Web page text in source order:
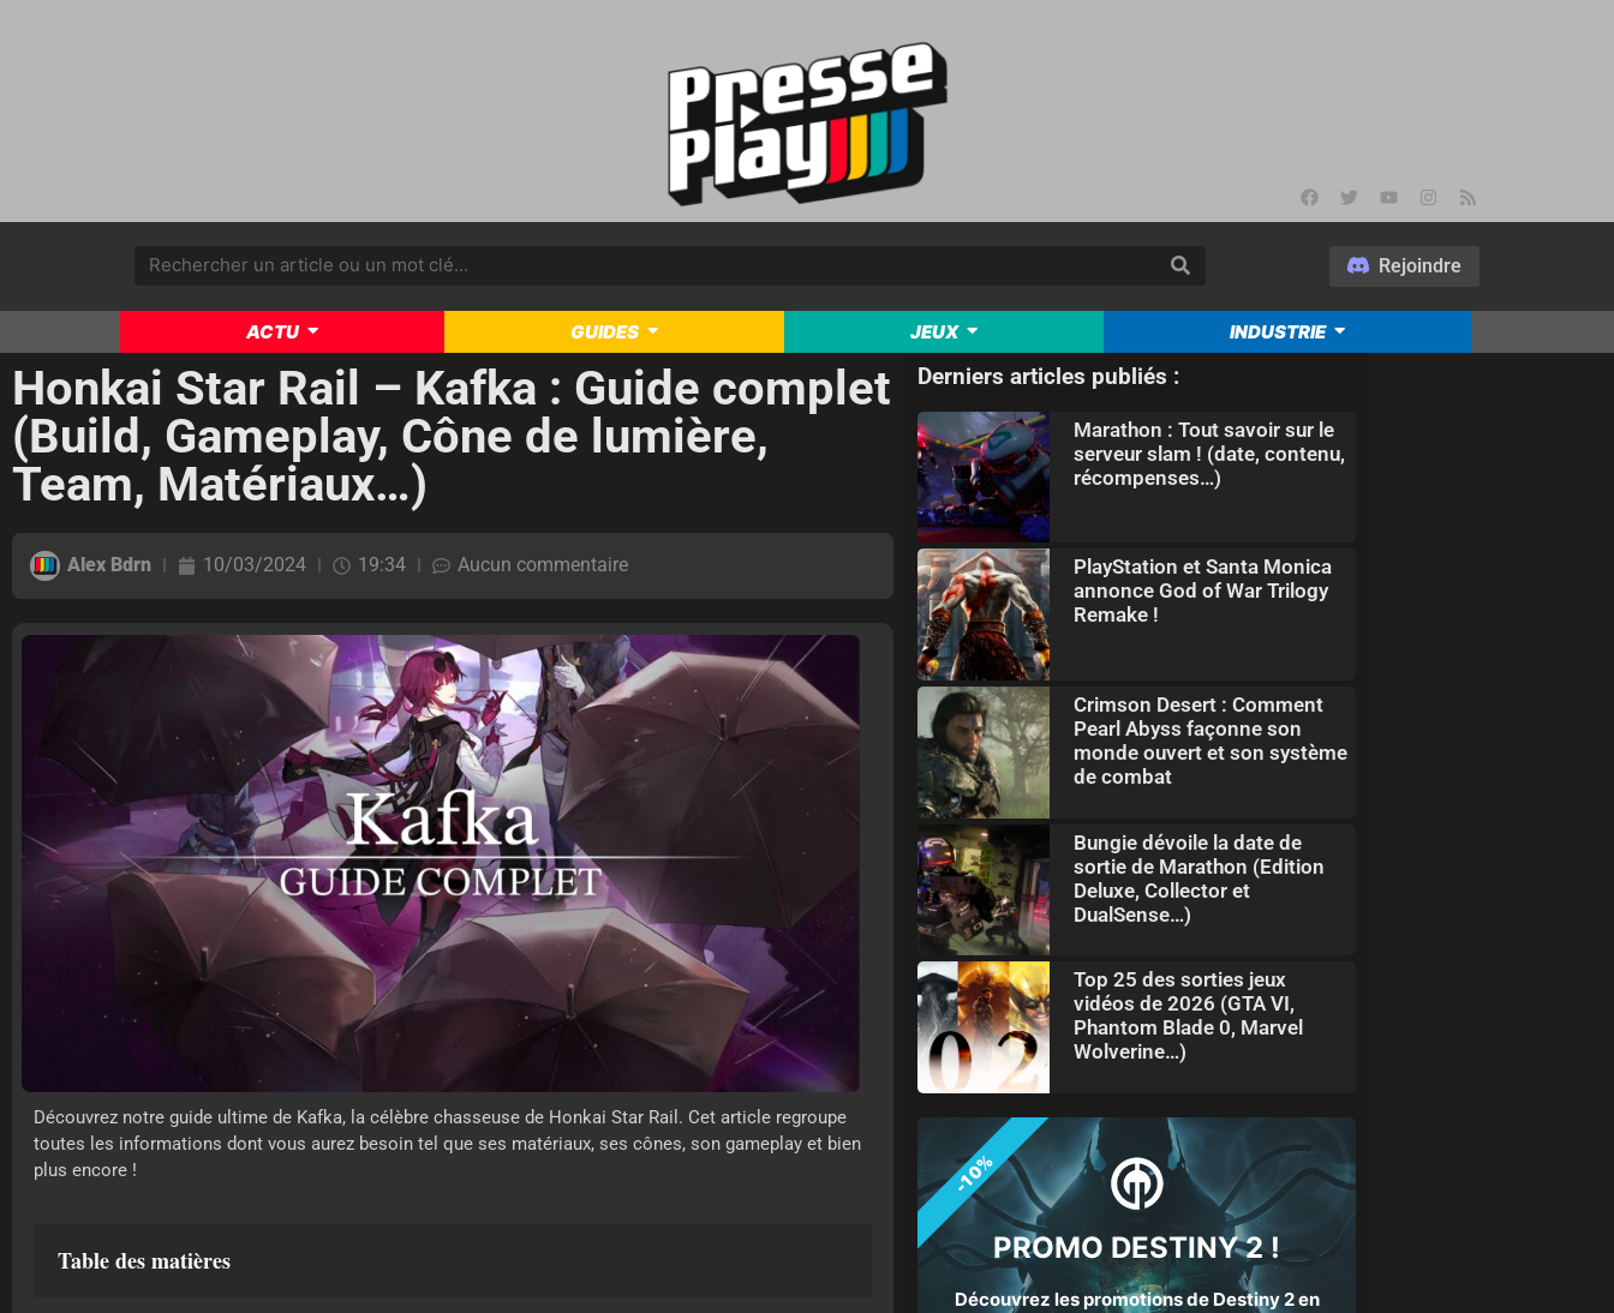
Rejoindre
ACTU GUIDES JEUX INDUSTRIE
Honkai Star Rail – Kafka : Guide complet
(Build, Gameplay, Cône de lumière,
Team, Matériaux…)
Alex Bdrn 10/03/2024 19:34 Aucun commentaire
Découvrez notre guide ultime de Kafka, la célèbre chasseuse de Honkai Star Rail. Cet article regroupe
toutes les informations dont vous aurez besoin tel que ses matériaux, ses cônes, son gameplay et bien
plus encore !
Table des matières
Derniers articles publiés :
Marathon : Tout savoir sur le
serveur slam ! (date, contenu,
récompenses…)
PlayStation et Santa Monica
annonce God of War Trilogy
Remake !
Crimson Desert : Comment
Pearl Abyss façonne son
monde ouvert et son système
de combat
Bungie dévoile la date de
sortie de Marathon (Edition
Deluxe, Collector et
DualSense…)
Top 25 des sorties jeux
vidéos de 2026 (GTA VI,
Phantom Blade 0, Marvel
Wolverine…)
PROMO DESTINY 2 !
Découvrez les promotions de Destiny 2 en
-10%